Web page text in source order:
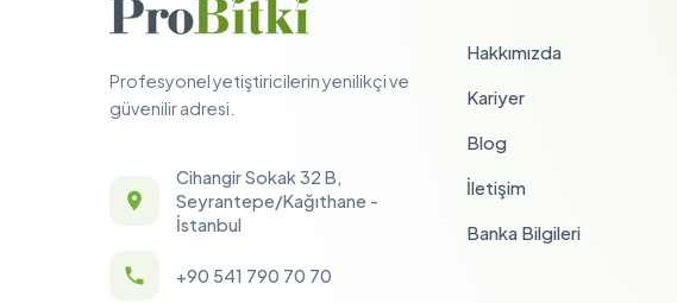
Profesyonel yetiştiricilerin yenilikçi ve
güvenilir adresi.
Cihangir Sokak 32 B,
Seyrantepe/Kağıthane -
İstanbul
+90 541 790 70 70
Hakkımızda
Kariyer
Blog
İletişim
Banka Bilgileri